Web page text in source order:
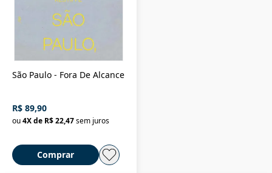
São Paulo - Fora De Alcance
R$ 89,90
ou4X de R$ 22,47sem juros
Comprar